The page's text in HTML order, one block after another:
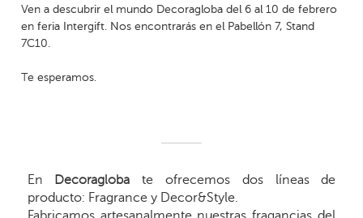
Ven a descubrir el mundo Decoragloba del 6 al 10 de febrero
en feria Intergift. Nos encontrarás en el Pabellón 7, Stand
7C10.
Te esperamos.
En Decoragloba te ofrecemos dos líneas de
producto: Fragrance y Decor&Style.